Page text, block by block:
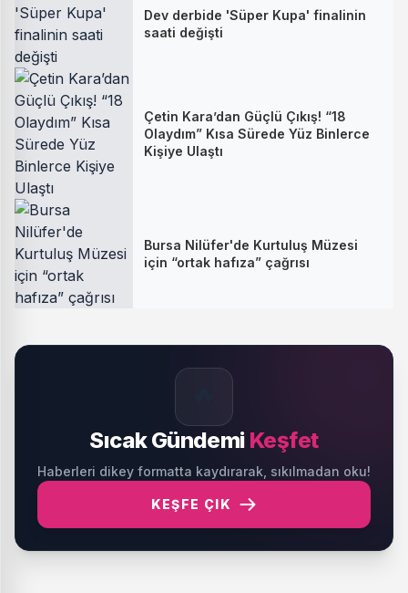
Dev derbide 'Süper Kupa' finalinin
saati değişti
Çetin Kara’dan Güçlü Çıkış! “18
Olaydım” Kısa Sürede Yüz Binlerce
Kişiye Ulaştı
Bursa Nilüfer'de Kurtuluş Müzesi
için “ortak hafıza” çağrısı
Sıcak Gündemi Keşfet
Haberleri dikey formatta kaydırarak, sıkılmadan oku!
KEŞFE ÇIK